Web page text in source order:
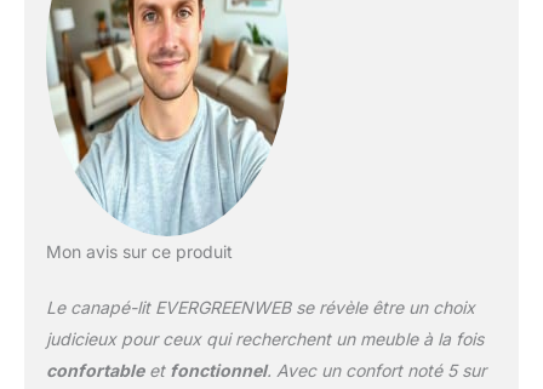
moderne et compact, le
canapé CALION s'adapte
facilement à tout style
d'ameublement. Confort
optimal : profitez de la
détente sur un canapé
rembourré en tissu et
195 cm. Le mécanisme
rapidement de la
configuration canapé à la
Mon avis sur ce produit
Le canapé-lit EVERGREENWEB se révèle être un choix
judicieux pour ceux qui recherchent un meuble à la fois
confortableet fonctionnel. Avec un confort noté 5 sur